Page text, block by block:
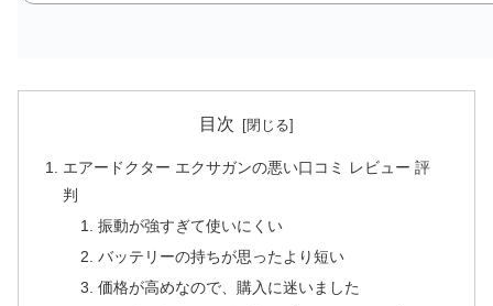
目次
エアードクター エクサガンの悪い口コミ レビュー 評
判
振動が強すぎて使いにくい
バッテリーの持ちが思ったより短い
価格が高めなので、購入に迷いました